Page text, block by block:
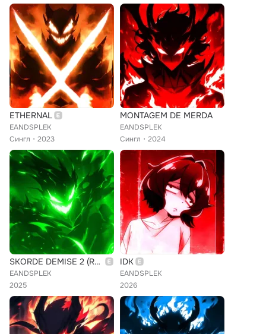
ETHERNAL
EANDSPLEK
Сингл
2023
MONTAGEM DE MERDA
EANDSPLEK
Сингл
2024
SKORDE DEMISE 2 (Remixes)
EANDSPLEK
2025
IDK
EANDSPLEK
2026